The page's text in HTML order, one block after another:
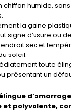
chiffon humide,
la gaine
signe d’usure ou
sec et
soleil.
toute
présentant un
polyvalente,